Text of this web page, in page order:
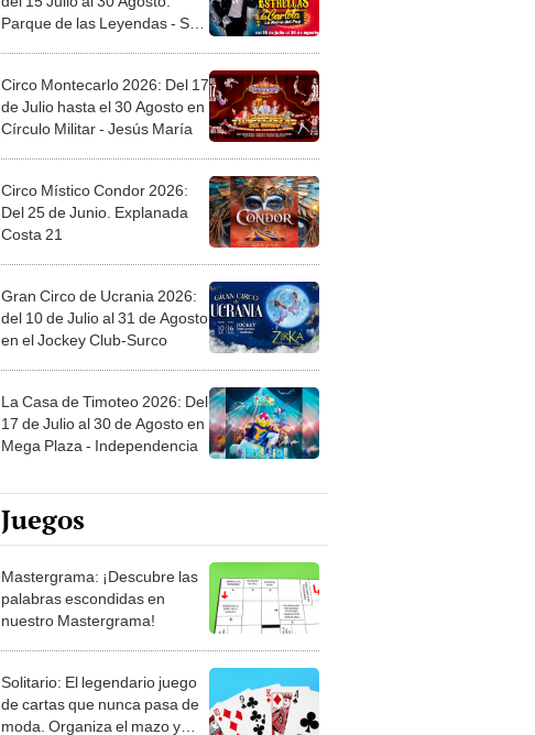
Parque de las Leyendas - San
Circo Montecarlo 2026: Del 17
de Julio hasta el 30 Agosto en
Círculo Militar - Jesús María
Circo Místico Condor 2026:
Del 25 de Junio. Explanada
Costa 21
Gran Circo de Ucrania 2026:
del 10 de Julio al 31 de Agosto
en el Jockey Club-Surco
La Casa de Timoteo 2026: Del
17 de Julio al 30 de Agosto en
Mega Plaza - Independencia
Juegos
Mastergrama: ¡Descubre las
palabras escondidas en
nuestro Mastergrama!
Solitario: El legendario juego
de cartas que nunca pasa de
moda. Organiza el mazo y